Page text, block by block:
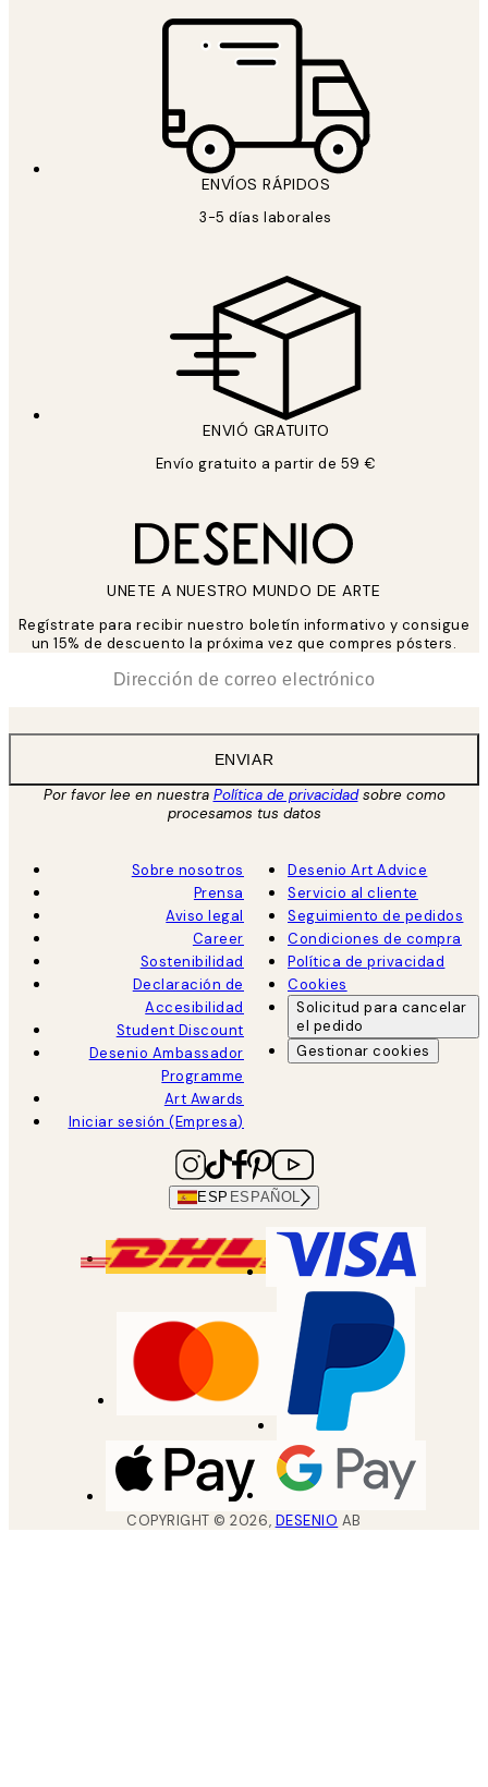
ENVÍOS RÁPIDOS
3-5 días laborales
ENVIÓ GRATUITO
Envío gratuito a partir de 59 €
UNETE A NUESTRO MUNDO DE ARTE
Regístrate para recibir nuestro boletín informativo y consigue
un 15% de descuento la próxima vez que compres pósters.
ENVIAR
Por favor lee en nuestra Política de privacidadsobre como
procesamos tus datos
Sobre nosotros
Prensa
Aviso legal
Career
Sostenibilidad
Declaración de
Accesibilidad
Student Discount
Desenio Ambassador
Programme
Art Awards
Iniciar sesión (Empresa)
Desenio Art Advice
Servicio al cliente
Seguimiento de pedidos
Condiciones de compra
Política de privacidad
Cookies
Solicitud para cancelar
el pedido
Gestionar cookies
ESP ESPAÑOL
COPYRIGHT ©2026, DESENIO AB